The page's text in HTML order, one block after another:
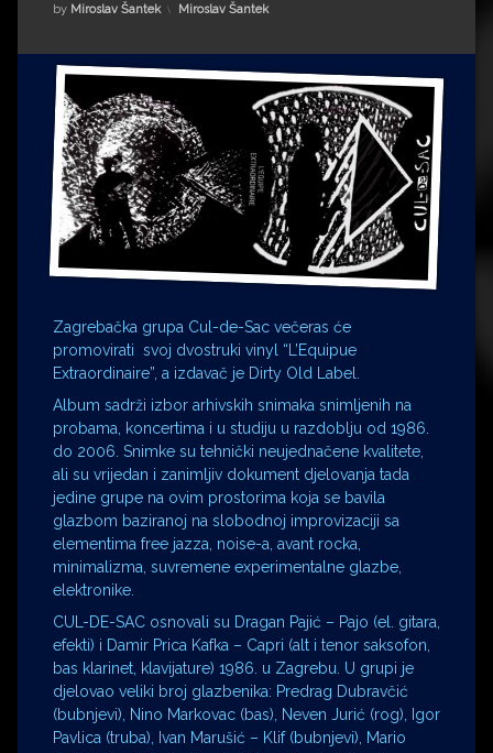
Impressum
Milenko Strižak
Drugi autori
Drugi autori
Matea Andrić
Ljiljana Lekanić-Kljaić
Željko Krznarić
Mario Lovreković
Miroslav Šantek
by Miroslav Šantek Kategorije:
Miroslav Šantek
Zagrebačka grupa Cul-de-Sac večeras će
promovirati svoj dvostruki vinyl “L’Equipue
Extraordinaire”, a izdavač je Dirty Old Label.
Album sadrži izbor arhivskih snimaka snimljenih na
probama, koncertima i u studiju u razdoblju od 1986.
do 2006. Snimke su tehnički neujednačene kvalitete,
ali su vrijedan i zanimljiv dokument djelovanja tada
jedine grupe na ovim prostorima koja se bavila
glazbom baziranoj na slobodnoj improvizaciji sa
elementima free jazza, noise-a, avant rocka,
minimalizma, suvremene experimentalne glazbe,
elektronike.
CUL-DE-SAC osnovali su Dragan Pajić – Pajo (el. gitara,
efekti) i Damir Prica Kafka – Capri (alt i tenor saksofon,
bas klarinet, klavijature) 1986. u Zagrebu. U grupi je
djelovao veliki broj glazbenika: Predrag Dubravčić
(bubnjevi), Nino Markovac (bas), Neven Jurić (rog), Igor
Pavlica (truba), Ivan Marušić – Klif (bubnjevi), Mario